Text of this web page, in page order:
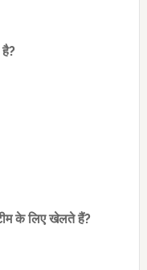
है?
के लिए खेलते हैं?